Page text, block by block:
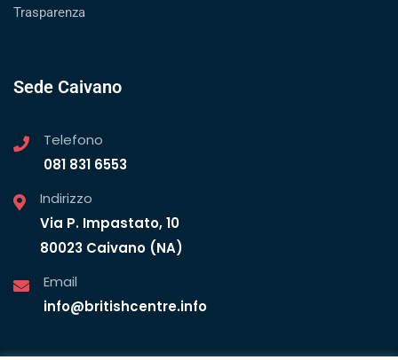
Trasparenza
Sede Caivano
Telefono
081 831 6553
Indirizzo
Via P. Impastato, 10
80023 Caivano (NA)
Email
info@britishcentre.info